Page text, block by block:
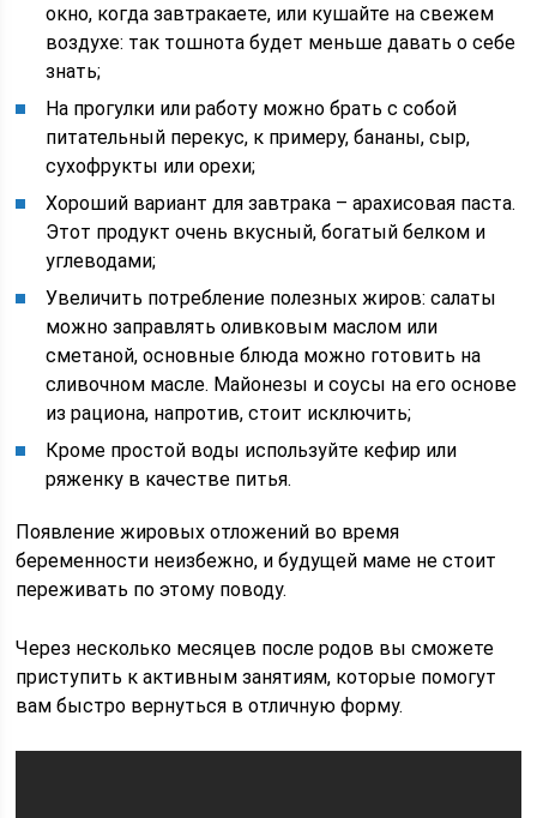
окно, когда завтракаете, или кушайте на свежем
воздухе: так тошнота будет меньше давать о себе
знать;
На прогулки или работу можно брать с собой
питательный перекус, к примеру, бананы, сыр,
сухофрукты или орехи;
Хороший вариант для завтрака – арахисовая паста.
Этот продукт очень вкусный, богатый белком и
углеводами;
Увеличить потребление полезных жиров: салаты
можно заправлять оливковым маслом или
сметаной, основные блюда можно готовить на
сливочном масле. Майонезы и соусы на его основе
из рациона, напротив, стоит исключить;
Кроме простой воды используйте кефир или
ряженку в качестве питья.
Появление жировых отложений во время
беременности неизбежно, и будущей маме не стоит
переживать по этому поводу.
Через несколько месяцев после родов вы сможете
приступить к активным занятиям, которые помогут
вам быстро вернуться в отличную форму.